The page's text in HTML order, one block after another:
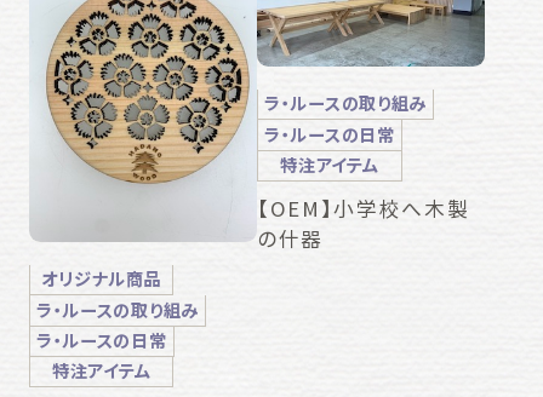
オリジナル商品
ラ・ルースの取り組み
ラ・ルースの日常
特注アイテム
ラ・ルースの取り組み
ラ・ルースの日常
特注アイテム
【OEM】小学校へ木製
の什器